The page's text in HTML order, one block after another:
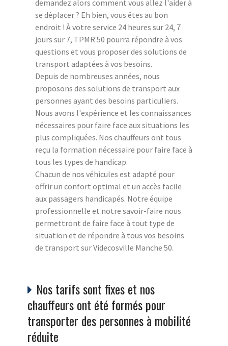
demandez alors comment vous allez l'aider à
se déplacer ? Eh bien, vous êtes au bon
endroit ! À votre service 24 heures sur 24, 7
jours sur 7, TPMR 50 pourra répondre à vos
questions et vous proposer des solutions de
transport adaptées à vos besoins.
Depuis de nombreuses années, nous
proposons des solutions de transport aux
personnes ayant des besoins particuliers.
Nous avons l'expérience et les connaissances
nécessaires pour faire face aux situations les
plus compliquées. Nos chauffeurs ont tous
reçu la formation nécessaire pour faire face à
tous les types de handicap.
Chacun de nos véhicules est adapté pour
offrir un confort optimal et un accès facile
aux passagers handicapés. Notre équipe
professionnelle et notre savoir-faire nous
permettront de faire face à tout type de
situation et de répondre à tous vos besoins
de transport sur Videcosville Manche 50.
Nos tarifs sont fixes et nos
chauffeurs ont été formés pour
transporter des personnes à mobilité
réduite